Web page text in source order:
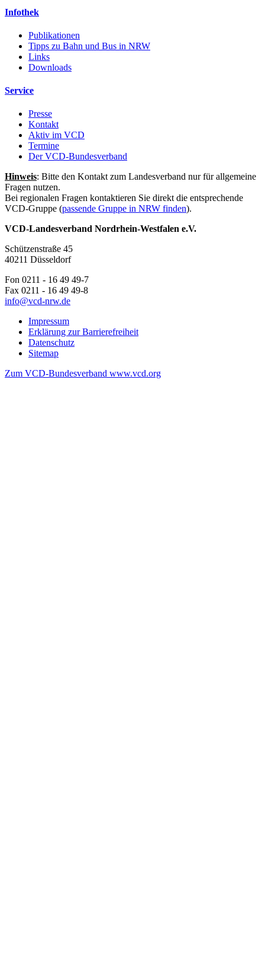
Infothek
Publikationen
Tipps zu Bahn und Bus in NRW
Links
Downloads
Service
Presse
Kontakt
Aktiv im VCD
Termine
Der VCD-Bundesverband
Hinweis: Bitte den Kontakt zum Landesverband nur für allgemeine
Fragen nutzen.
Bei regionalen Fragen kontaktieren Sie direkt die entsprechende
VCD-Gruppe (passende Gruppe in NRW finden).
VCD-Landesverband Nordrhein-Westfalen e.V.
Schützenstraße 45
40211 Düsseldorf
Fon 0211 - 16 49 49-7
Fax 0211 - 16 49 49-8
info@vcd-nrw.de
Impressum
Erklärung zur Barrierefreiheit
Datenschutz
Sitemap
Zum VCD-Bundesverband www.vcd.org